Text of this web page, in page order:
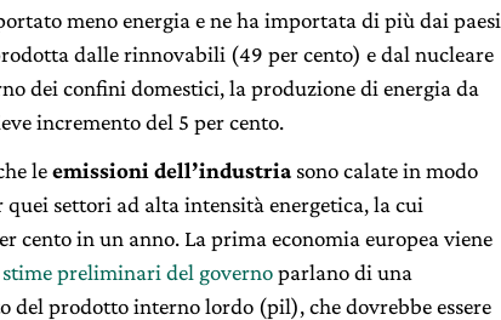
meno energia e ne ha importata di più dai paesi
dalle rinnovabili (49 per cento) e dal nucleare
dei confini domestici, la produzione di energia da
incremento del 5 per cento.
leemissioni dell’industria sono calate in modo
settori ad alta intensità energetica, la cui
cento in un anno. La prima economia europea viene
stime preliminari del governoparlano di una
del prodotto interno lordo (pil), che dovrebbe essere